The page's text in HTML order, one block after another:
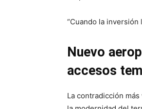
“Cuando la inversión
Nuevo
accesos
La contradicción